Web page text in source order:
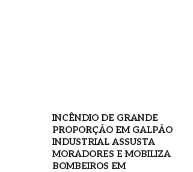
INCÊNDIO DE GRANDE
PROPORÇÃO EM GALPÃO
INDUSTRIAL ASSUSTA
MORADORES E MOBILIZA
BOMBEIROS EM